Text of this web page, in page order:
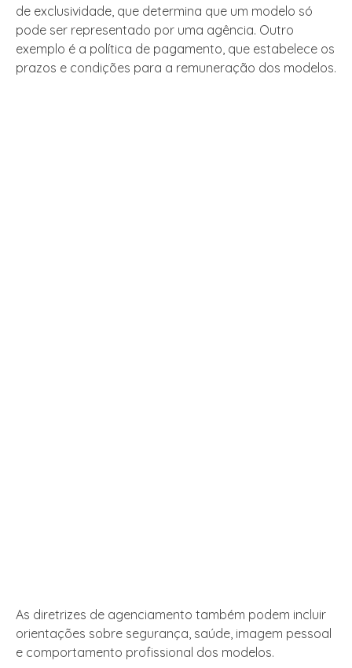
de exclusividade, que determina que um modelo só
pode ser representado por uma agência. Outro
exemplo é a política de pagamento, que estabelece os
prazos e condições para a remuneração dos modelos.
As diretrizes de agenciamento também podem incluir
orientações sobre segurança, saúde, imagem pessoal
e comportamento profissional dos modelos.